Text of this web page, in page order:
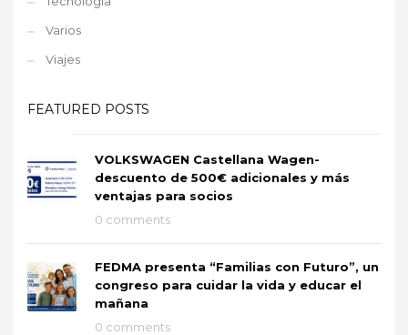
Varios
Viajes
FEATURED POSTS
VOLKSWAGEN Castellana Wagen-
descuento de 500€ adicionales y más
ventajas para socios
0 comments
FEDMA presenta “Familias con Futuro”, un
congreso para cuidar la vida y educar el
mañana
0 comments